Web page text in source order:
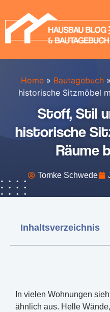
Home » Bautagebuch »
historische Sitzmöbel
Stoff, Stil
historische
Räume
Tomke Schwede
Inhaltsverzeichnis
In vielen Wohnungen
ähnlich aus. Helle